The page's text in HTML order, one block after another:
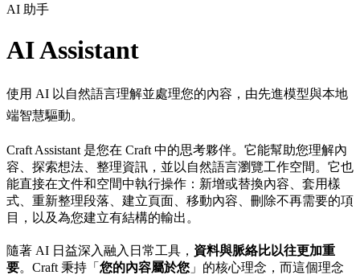
AI 助手
AI Assistant
使用 AI 以自然語言理解並處理您的內容，由先進模型與本地
端智慧驅動。
Craft Assistant 是您在 Craft 中的思考夥伴。它能幫助您理解內
容、探索想法、整理資訊，並以自然語言瀏覽工作空間。它也
能直接在文件和空間中執行操作：新增或替換內容、套用樣
式、重新整理段落、建立頁面、移動內容、刪除不再需要的項
目，以及為您建立有結構的輸出。
隨著 AI 日益深入融入日常工具， 資料與脈絡比以往更加重
要。Craft 秉持「 您的內容屬於您 」的核心理念，而這個理念